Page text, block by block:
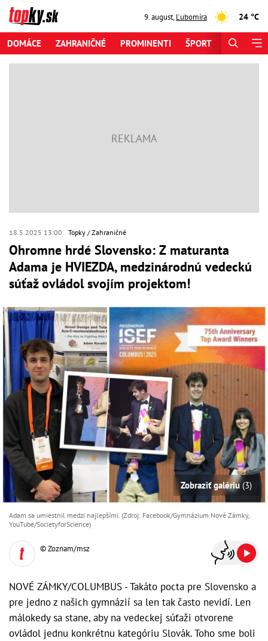
9. august,Ľubomíra 24 °C
DOMÁCE ZAHRANIČNÉ PROMINENTI ŠPORT
18.5.2025 13:00 Topky Zahraničné
Ohromne hrdé Slovensko: Z maturanta
Adama je HVIEZDA, medzinárodnú vedeckú
súťaž ovládol svojím projektom!
Zobraziť galériu(3)
Adam sa umiestnil medzi najlepšími. (Zdroj: Facebook/Gymnázium Nové Zámky,
YouTube/SocietyforScience)
© Zoznam/msz
NOVÉ ZÁMKY/COLUMBUS - Takáto pocta pre Slovensko a
pre jedno z našich gymnázií sa len tak často nevidí. Len
málokedy sa stane, aby na vedeckej súťaži otvorene
ovládol jednu konkrétnu kategóriu Slovák. Toho sme boli